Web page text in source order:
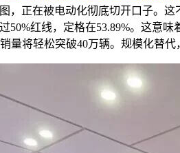
，正在被电动化彻底切开口子。
红线，定格在53.89%。这意味
量将轻松突破40万辆。规模化替代